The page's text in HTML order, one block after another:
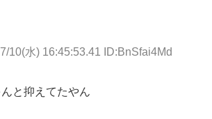
10(水) 16:45:53.41 ID:BnSfai4Md
と抑えてたやん